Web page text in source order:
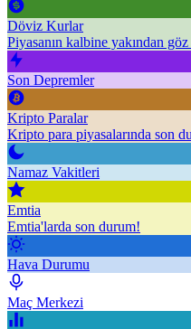
Döviz Kurlar
Piyasanın kalbine yakından göz
Son Depremler
Kripto Paralar
Kripto para piyasalarında son
Namaz Vakitleri
Emtia
Emtia'larda son durum!
Hava Durumu
Maç Merkezi